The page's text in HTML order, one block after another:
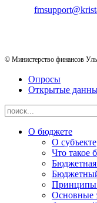
© Министерство финансов
Опросы
Открытые
О бюджете
О субъекте
Что такое
Бюджетная
Принципы
Основные